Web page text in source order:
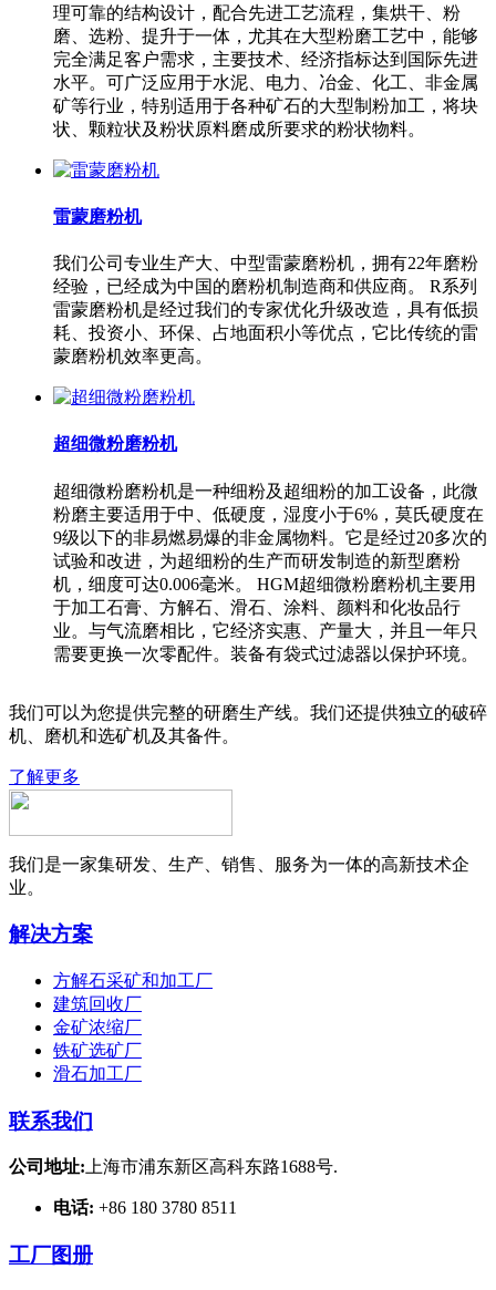
理可靠的结构设计，配合先进工艺流程，集烘干、粉
磨、选粉、提升于一体，尤其在大型粉磨工艺中，能够
完全满足客户需求，主要技术、经济指标达到国际先进
水平。可广泛应用于水泥、电力、冶金、化工、非金属
矿等行业，特别适用于各种矿石的大型制粉加工，将块
状、颗粒状及粉状原料磨成所要求的粉状物料。
雷蒙磨粉机
我们公司专业生产大、中型雷蒙磨粉机，拥有22年磨粉
经验，已经成为中国的磨粉机制造商和供应商。 R系列
雷蒙磨粉机是经过我们的专家优化升级改造，具有低损
耗、投资小、环保、占地面积小等优点，它比传统的雷
蒙磨粉机效率更高。
超细微粉磨粉机
超细微粉磨粉机是一种细粉及超细粉的加工设备，此微
粉磨主要适用于中、低硬度，湿度小于6%，莫氏硬度在
9级以下的非易燃易爆的非金属物料。它是经过20多次的
试验和改进，为超细粉的生产而研发制造的新型磨粉
机，细度可达0.006毫米。 HGM超细微粉磨粉机主要用
于加工石膏、方解石、滑石、涂料、颜料和化妆品行
业。与气流磨相比，它经济实惠、产量大，并且一年只
需要更换一次零配件。装备有袋式过滤器以保护环境。
我们可以为您提供完整的研磨生产线。我们还提供独立的破碎
机、磨机和选矿机及其备件。
了解更多
我们是一家集研发、生产、销售、服务为一体的高新技术企
业。
解决方案
方解石采矿和加工厂
建筑回收厂
金矿浓缩厂
铁矿选矿厂
滑石加工厂
联系我们
公司地址:上海市浦东新区高科东路1688号.
电话: +86 180 3780 8511
工厂图册